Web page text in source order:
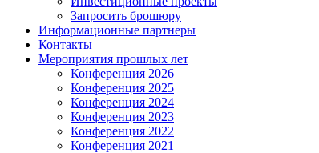
Запросить брошюру
Информационные партнеры
Контакты
Мероприятия прошлых лет
Конференция 2026
Конференция 2025
Конференция 2024
Конференция 2023
Конференция 2022
Конференция 2021